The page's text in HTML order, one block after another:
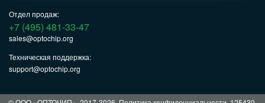
Отдел продаж:
+7 (495) 481-33-47
sales@optochip.org
Техническая поддержка:
support@optochip.org